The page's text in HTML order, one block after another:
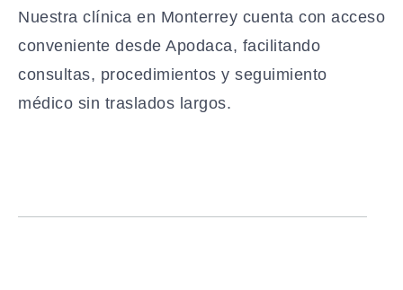
Nuestra clínica en Monterrey cuenta con acceso
conveniente desde Apodaca, facilitando
consultas, procedimientos y seguimiento
médico sin traslados largos.